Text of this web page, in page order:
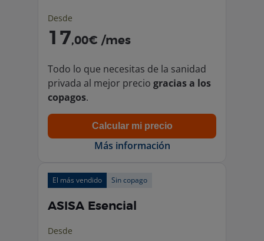
Desde
17,00€ /mes
Todo lo que necesitas de la sanidad
privada al mejor precio gracias a los
copagos.
Calcular mi precio
Más información
El más vendido Sin copago
ASISA Esencial
Desde